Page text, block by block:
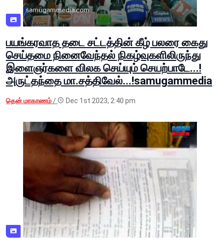
பயங்கரவாத தடை சட்டத்தின் கீழ் பலரை கைது
செய்தமை நினைவேந்தல் நிகழ்வுகளிலிருந்து
இளைஞர்களை விலக செய்யும் செயற்பாடே...!
அருட்தந்தை மா.சத்திவேல்...!samugammedia
தென் மாகாணம்/ Dec 1st 2023, 2:40 pm